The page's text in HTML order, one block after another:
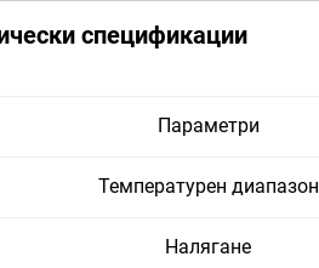
спецификации
Параметри
Температурен диапазон
Налягане